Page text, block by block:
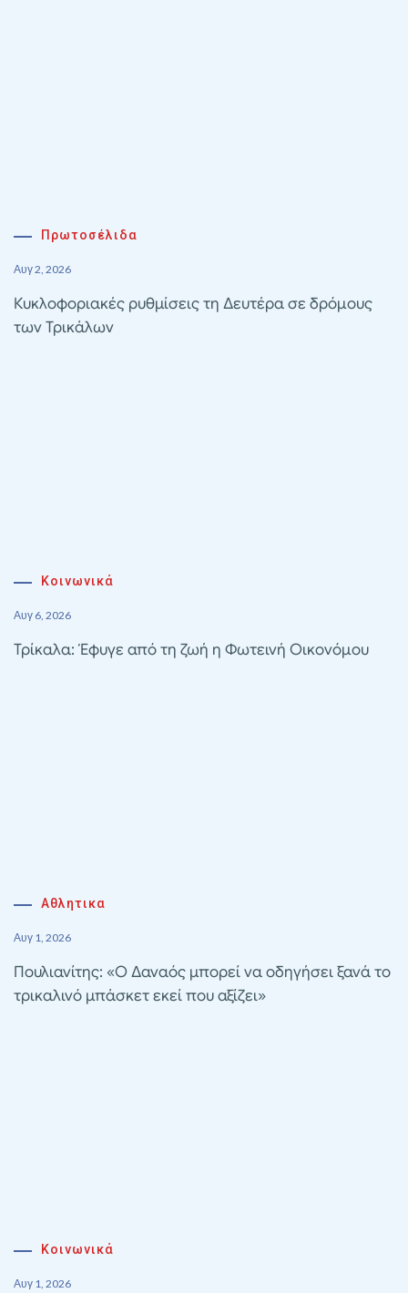
Πρωτοσέλιδα
Αυγ 2, 2026
Κυκλοφοριακές ρυθμίσεις τη Δευτέρα σε δρόμους
των Τρικάλων
Κοινωνικά
Αυγ 6, 2026
Τρίκαλα: Έφυγε από τη ζωή η Φωτεινή Οικονόμου
Αθλητικα
Αυγ 1, 2026
Πουλιανίτης: «Ο Δαναός μπορεί να οδηγήσει ξανά το
τρικαλινό μπάσκετ εκεί που αξίζει»
Κοινωνικά
Αυγ 1, 2026